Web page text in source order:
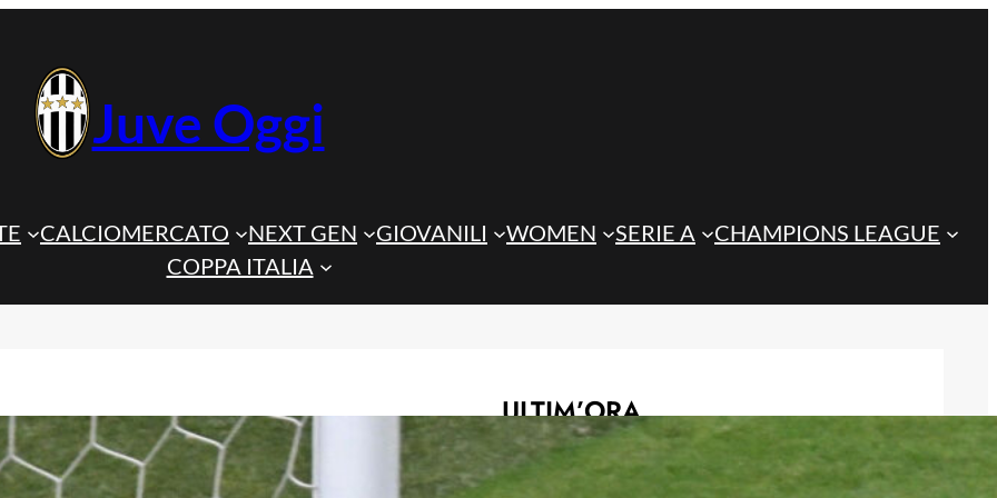
Juve Oggi
CALCIOMERCATO NEXT GEN GIOVANILI WOMEN SERIE A
CHAMPIONS LEAGUE
COPPA ITALIA
ULTIM’ORA
Juve, la gestione degli esuberi di
Spalletti può cambiare il mercato